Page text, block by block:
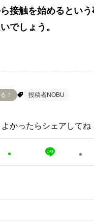
接触を始めるとい
でしょう。
！ 投稿者NOBU
よかったらシェアしてね